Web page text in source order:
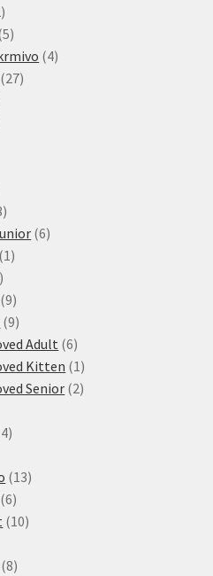
12
produktů
55
produktů
44
2727
3
produkty
66
1 1
13
produktů
99
produktů
99
produktů
Adult 66
produktů
Kitten 1 1
produkt
Senior 22
44
1313
66
produktů
1010
88